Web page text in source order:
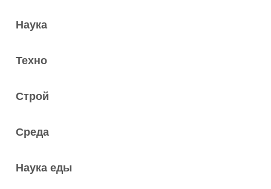
Наука
Техно
Строй
Среда
Наука еды